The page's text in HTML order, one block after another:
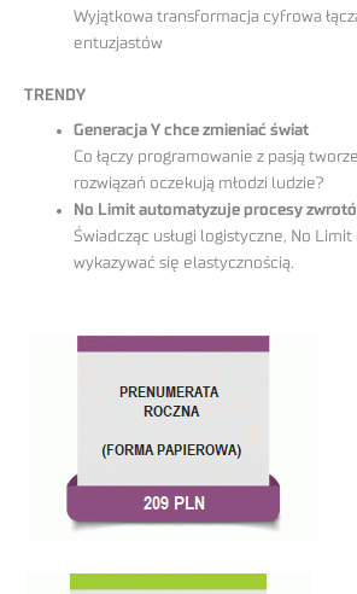
Wyjątkowa transformacja cyfrowa
entuzjastów
TRENDY
Generacja Y chce zmieniać świat
Co łączy programowanie z pasją
rozwiązań oczekują młodzi ludzie?
No Limit automatyzuje procesy
Świadcząc usługi logistyczne, No Limit
wykazywać się elastycznością.